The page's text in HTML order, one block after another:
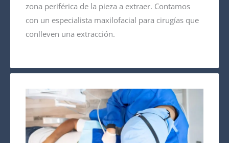
zona periférica de la pieza a extraer. Contamos
con un especialista maxilofacial para cirugías que
conlleven una extracción.